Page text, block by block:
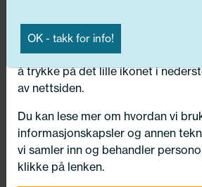
innstillingene».
Du kan trekke tilbake samtykket
å trykke på det lille ikonet i
av nettsiden.
Du kan lese mer om hvordan vi
informasjonskapsler og annen
vi samler inn og behandler
klikke på lenken.
OK - takk for info!